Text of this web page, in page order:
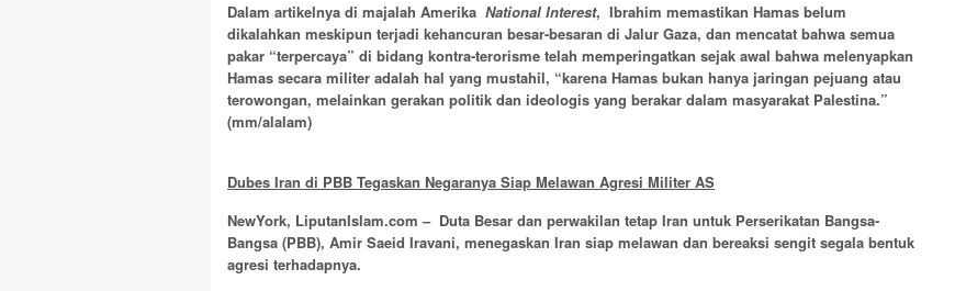
Dalam artikelnya di majalah Amerika National Interest, Ibrahim memastikan Hamas belum
dikalahkan meskipun terjadi kehancuran besar-besaran di Jalur Gaza, dan mencatat bahwa semua
pakar “terpercaya” di bidang kontra-terorisme telah memperingatkan sejak awal bahwa melenyapkan
Hamas secara militer adalah hal yang mustahil, “karena Hamas bukan hanya jaringan pejuang atau
terowongan, melainkan gerakan politik dan ideologis yang berakar dalam masyarakat Palestina.”
(mm/alalam)
Dubes Iran di PBB Tegaskan Negaranya Siap Melawan Agresi Militer AS
NewYork, LiputanIslam.com – Duta Besar dan perwakilan tetap Iran untuk Perserikatan Bangsa-
Bangsa (PBB), Amir Saeid Iravani, menegaskan Iran siap melawan dan bereaksi sengit segala bentuk
agresi terhadapnya.